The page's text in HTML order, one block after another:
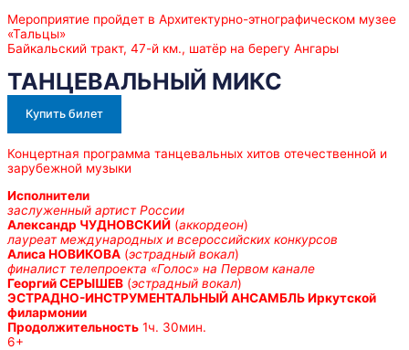
Мероприятие пройдет в Архитектурно-этнографическом музее
«Тальцы»
Байкальский тракт, 47-й км., шатёр на берегу Ангары
ТАНЦЕВАЛЬНЫЙ МИКС
Купить билет
Концертная программа танцевальных хитов отечественной и
зарубежной музыки
Исполнители
заслуженный артист России
Александр ЧУДНОВСКИЙ (аккордеон)
лауреат международных и всероссийских конкурсов
Алиса НОВИКОВА (эстрадный вокал)
финалист телепроекта «Голос» на Первом канале
Георгий СЕРЫШЕВ (эстрадный вокал)
ЭСТРАДНО-ИНСТРУМЕНТАЛЬНЫЙ АНСАМБЛЬ Иркутской
филармонии
Продолжительность 1ч. 30мин.
6+